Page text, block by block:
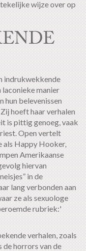
wijze over op
indrukwekkende
laconieke manier
hun belevenissen
hoeft haar verhalen
is pittig genoeg, vaak
Open vertelt
als Happy Hooker,
Amerikaanse
hiervan
in de
lang verbonden aan
ze als sexuologe
rubriek:'
verhalen, zoals
de horrors van de